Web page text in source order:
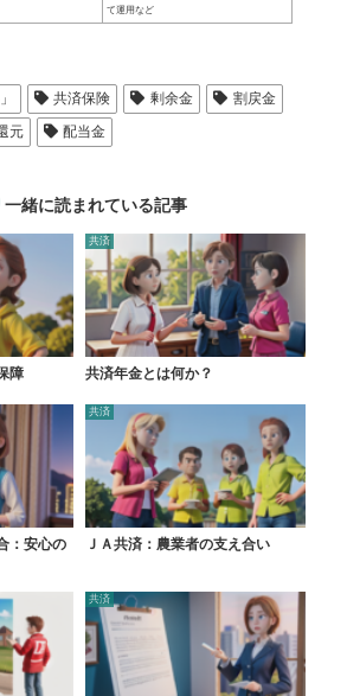
て運用など
共済保険 剰余金
割戻金
元 配当金
一緒に読まれている記事
障
共済
共済年金とは何か？
：安心の
共済
ＪＡ共済：農業者の支え合い
共済